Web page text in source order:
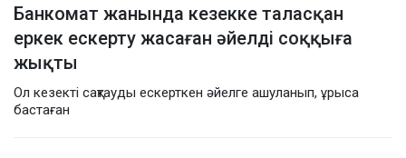
Банкомат жанында кезекке таласқан
еркек ескерту жасаған әйелді соққыға
жықты
Ол кезекті сақтауды ескерткен әйелге ашуланып, ұрыса
бастаған